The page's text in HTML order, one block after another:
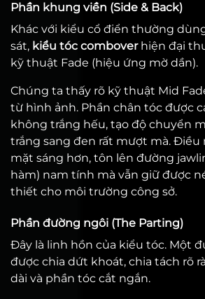
Phần khung viền (Side & Back)
Khác với kiểu cổ điển thường
sát, kiểu tóc comboverhiện đại
kỹ thuật Fade (hiệu ứng mờ dần).
Chúng ta thấy rõ kỹ thuật Mid
từ hình ảnh. Phần chân tóc được
không trắng hếu, tạo độ chuyển
trắng sang đen rất mượt mà. Điều
mặt sáng hơn, tôn lên đường
hàm) nam tính mà vẫn giữ được
thiết cho môi trường công sở.
Phần đường ngôi (The Parting)
Đây là linh hồn của kiểu tóc. Một
được chia dứt khoát, chia tách rõ
dài và phần tóc cắt ngắn.